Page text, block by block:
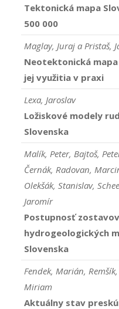
Tektonická mapa
500 000
Maglay, Juraj a Pristaš,
Neotektonická
jej využitia v praxi
Lexa, Jaroslav
Ložiskové modely
Slovenska
Malík, Peter, Bajtoš,
Černák, Radovan,
Olekšák, Stanislav,
Jaromír
Postupnosť
hydrogeologických
Slovenska
Fendek, Marián,
Miriam
Aktuálny stav